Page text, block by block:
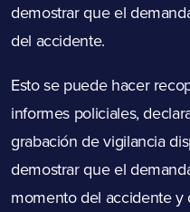
demostrar que el
del accidente.
Esto se puede hacer
informes policiales,
grabación de vigilancia
demostrar que el
momento del accidente y